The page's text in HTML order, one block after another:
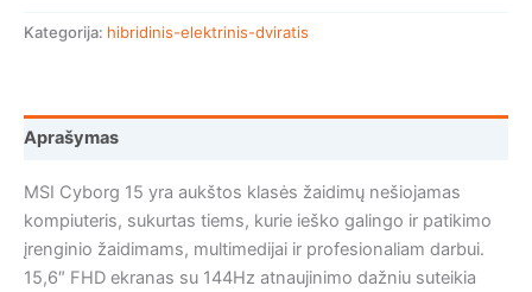
Kategorija: hibridinis-elektrinis-dviratis
Aprašymas
MSI Cyborg 15 yra aukštos klasės žaidimų nešiojamas
kompiuteris, sukurtas tiems, kurie ieško galingo ir patikimo
įrenginio žaidimams, multimedijai ir profesionaliam darbui.
15,6″ FHD ekranas su 144Hz atnaujinimo dažniu suteikia